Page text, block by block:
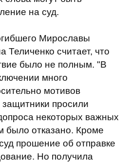
на суд.
Мирославы
Теличенко считает, что
было не полным. "В
много
мотивов
просили
некоторых важных
было отказано. Кроме
прошение об отправке
Но получила